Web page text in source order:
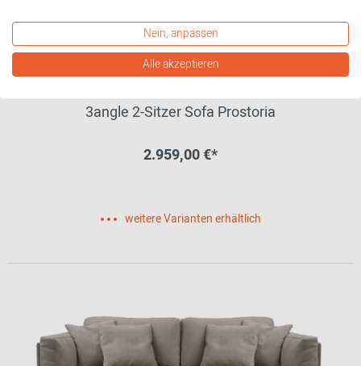
3angle 2-Sitzer Sofa Prostoria
2.959,00 €*
weitere Varianten erhältlich
Nein, anpassen
Alle akzeptieren